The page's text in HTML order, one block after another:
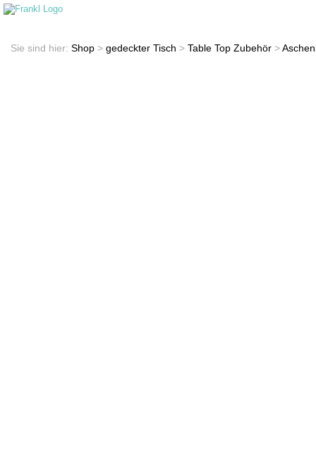
Sie sind hier: Shop > gedeckter Tisch > Table Top Zubehör >